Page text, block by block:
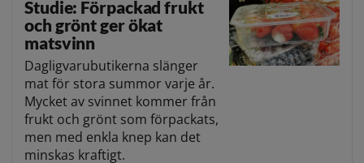
Studie: Förpackad frukt
och grönt ger ökat
matsvinn
Dagligvarubutikerna slänger
mat för stora summor varje år.
Mycket av svinnet kommer från
frukt och grönt som förpackats,
men med enkla knep kan det
minskas kraftigt.